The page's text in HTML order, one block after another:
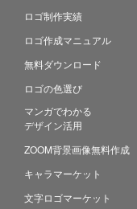
ロゴ制作実績
ロゴ作成マニュアル
無料ダウンロード
ロゴの色選び
マンガでわかる
デザイン活用
ZOOM背景画像無料作成
キャラマーケット
文字ロゴマーケット